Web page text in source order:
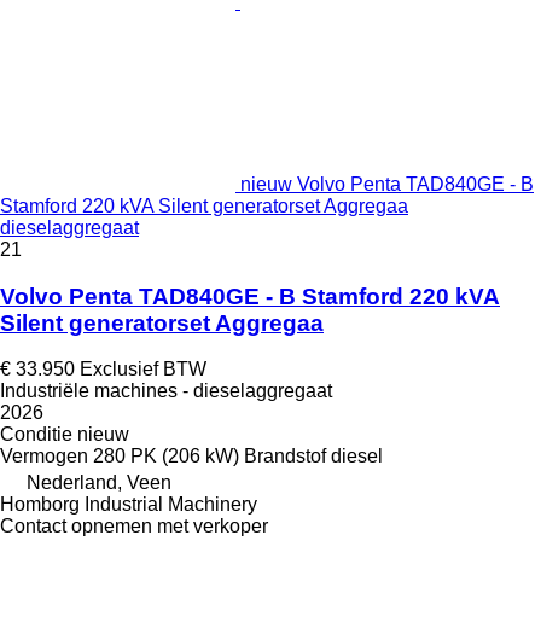
nieuw Volvo Penta TAD840GE - B
Stamford 220 kVA Silent generatorset Aggregaa
dieselaggregaat
21
Volvo Penta TAD840GE - B Stamford 220 kVA
Silent generatorset Aggregaa
€ 33.950 Exclusief BTW
Industriële machines - dieselaggregaat
2026
Conditie nieuw
Vermogen 280 PK (206 kW) Brandstof diesel
Nederland, Veen
Homborg Industrial Machinery
Contact opnemen met verkoper